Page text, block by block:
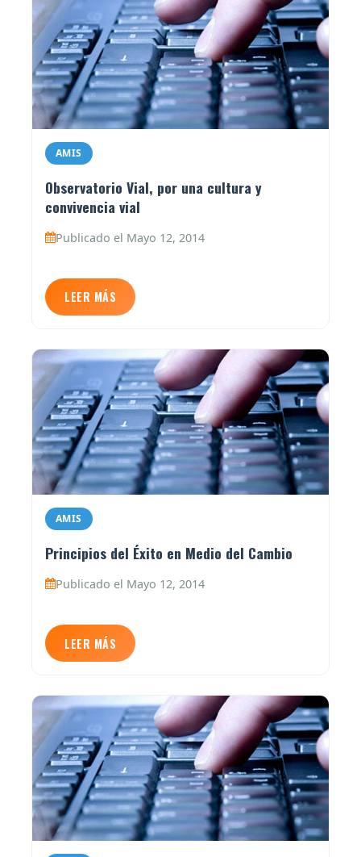
AMIS
Observatorio Vial, por una cultura y
convivencia vial
Publicado el Mayo 12, 2014
LEER MÁS
AMIS
Principios del Éxito en Medio del Cambio
Publicado el Mayo 12, 2014
LEER MÁS